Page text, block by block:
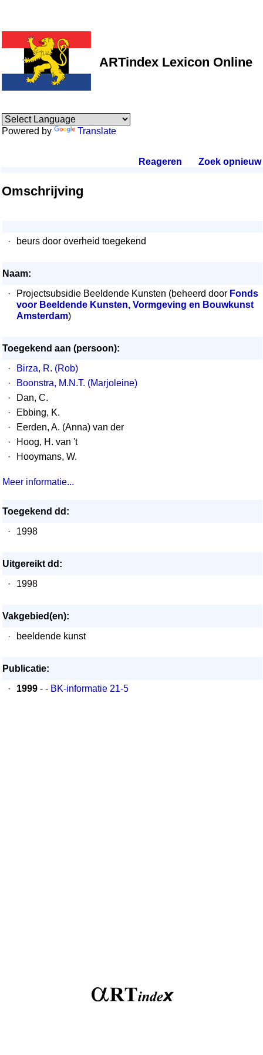
ARTindex Lexicon Online
Powered by Translate
Reageren Zoek opnieuw.
Omschrijving
· beurs door overheid toegekend
Naam:
·
Projectsubsidie Beeldende Kunsten (beheerd door Fonds
voor Beeldende Kunsten, Vormgeving en Bouwkunst
Amsterdam)
Toegekend aan (persoon):
·
Birza, R. (Rob)
·
Boonstra, M.N.T. (Marjoleine)
·
Dan, C.
·
Ebbing, K.
·
Eerden, A. (Anna) van der
·
Hoog, H. van 't
·
Hooymans, W.
Meer informatie...
Toegekend dd:
·
1998
Uitgereikt dd:
·
1998
Vakgebied(en):
·
beeldende kunst
Publicatie:
·
1999 - - BK-informatie 21-5